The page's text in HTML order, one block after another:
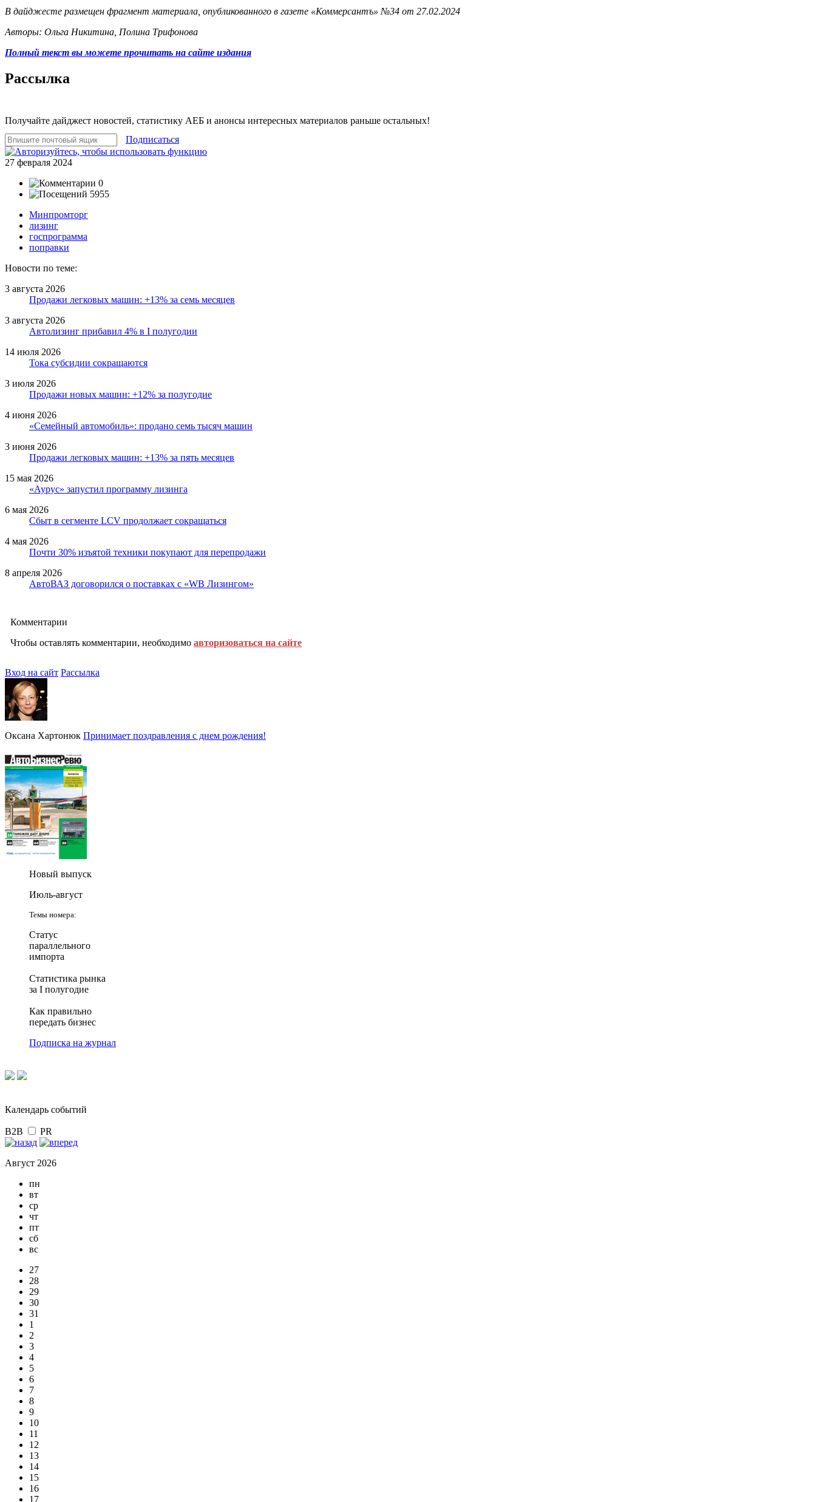
В дайджесте размещен фрагмент материала, опубликованного в газете «Коммерсантъ» №34 от 27.02.2024
Авторы: Ольга Никитина, Полина Трифонова
Полный текст вы можете прочитать на сайте издания
Рассылка
Получайте дайджест новостей, статистику АЕБ и анонсы интересных материалов раньше остальных!
Подписаться
27 февраля 2024
0
5955
Минпромторг
лизинг
госпрограмма
поправки
Новости по теме:
3 августа 2026
Продажи легковых машин: +13% за семь месяцев
3 августа 2026
Автолизинг прибавил 4% в I полугодии
14 июля 2026
Тока субсидии сокращаются
3 июля 2026
Продажи новых машин: +12% за полугодие
4 июня 2026
«Семейный автомобиль»: продано семь тысяч машин
3 июня 2026
Продажи легковых машин: +13% за пять месяцев
15 мая 2026
«Аурус» запустил программу лизинга
6 мая 2026
Сбыт в сегменте LCV продолжает сокращаться
4 мая 2026
Почти 30% изъятой техники покупают для перепродажи
8 апреля 2026
АвтоВАЗ договорился о поставках с «WB Лизингом»
Комментарии
Чтобы оставлять комментарии, необходимо авторизоваться на сайте
Вход на сайт Рассылка
Оксана Хартонюк Принимает поздравления с днем рождения!
Новый выпуск
Июль-август
Темы номера:
Статус
параллельного
импорта
Статистика рынка
за I полугодие
Как правильно
передать бизнес
Подписка на журнал
Календарь событий
B2B PR
Август 2026
пн
вт
ср
чт
пт
сб
вс
27
28
29
30
31
1
2
3
4
5
6
7
8
9
10
11
12
13
14
15
16
17